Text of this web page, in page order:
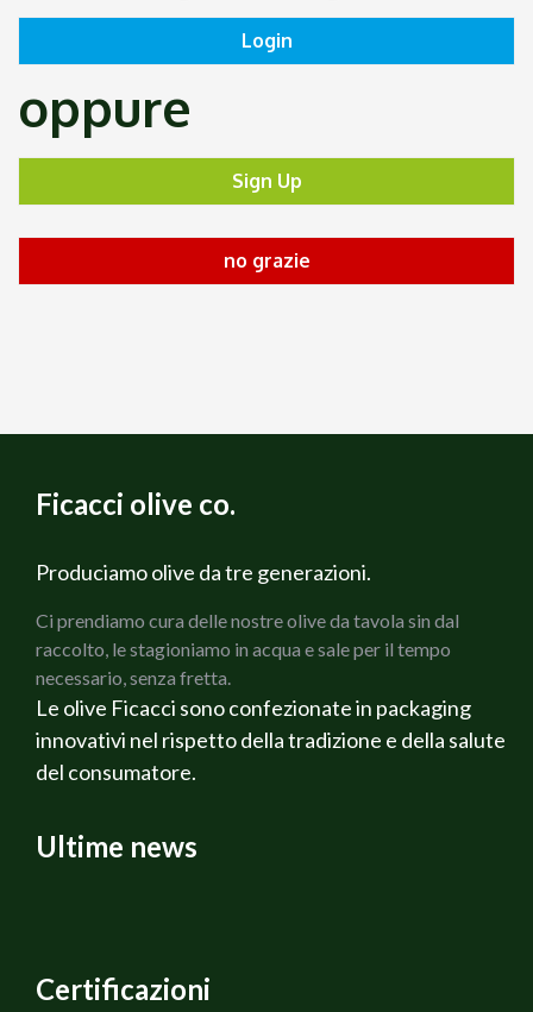
oppure
Ficacci olive co.
Produciamo olive da tre generazioni.
Ci prendiamo cura delle nostre olive da tavola sin dal
raccolto, le stagioniamo in acqua e sale per il tempo
necessario, senza fretta.
Le olive Ficacci sono confezionate in packaging
innovativi nel rispetto della tradizione e della salute
del consumatore.
Ultime news
Certificazioni